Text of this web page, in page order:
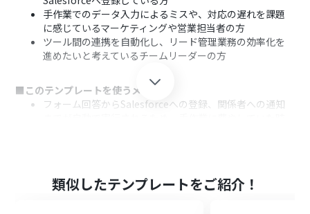
手作業でのデータ入力によるミスや、対応の遅れを課題
に感じているマーケティングや営業担当者の方
ツール間の連携を自動化し、リード管理業務の効率化を
進めたいと考えているチームリーダーの方
■このテンプレートを使うメリット
フォーム回答からSalesforceへの登録、関係者への通知
類似したテンプレートをご紹介！